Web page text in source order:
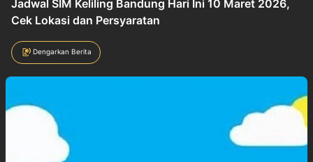
Jadwal SIM Keliling Bandung Hari Ini 10 Maret 2026,
Cek Lokasi dan Persyaratan
Dengarkan Berita